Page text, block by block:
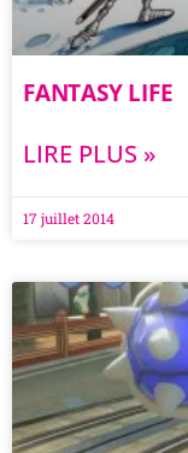
FANTASY LIFE
LIRE PLUS »
17 juillet 2014